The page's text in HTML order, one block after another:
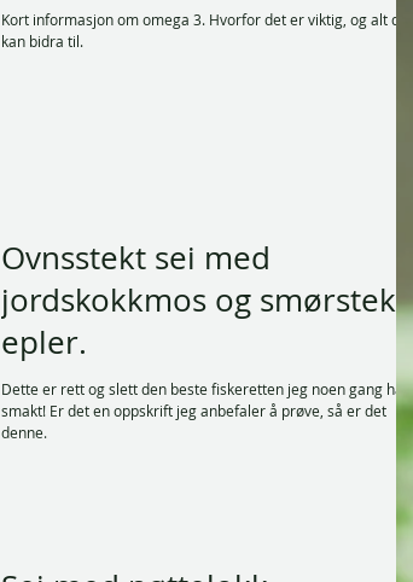
Kort informasjon om omega 3. Hvorfor det er viktig, og alt det
kan bidra til.
Ovnsstekt sei med
jordskokkmos og
epler.
Dette er rett og slett den beste fiskeretten jeg noen gang har
smakt! Er det en oppskrift jeg anbefaler å prøve, så er det
denne.